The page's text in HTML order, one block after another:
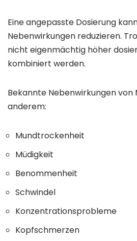
Eine angepasste Dosierung
Nebenwirkungen reduzieren.
nicht eigenmächtig höher
kombiniert werden.
Bekannte Nebenwirkungen von
anderem:
Mundtrockenheit
Müdigkeit
Benommenheit
Schwindel
Konzentrationsprobleme
Kopfschmerzen